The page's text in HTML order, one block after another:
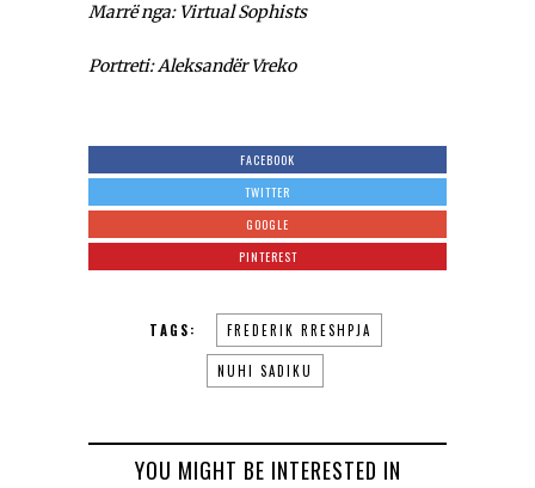
Marrë nga: Virtual Sophists
Portreti: Aleksandër Vreko
FACEBOOK
TWITTER
GOOGLE
PINTEREST
TAGS: FREDERIK RRESHPJA
NUHI SADIKU
YOU MIGHT BE INTERESTED IN